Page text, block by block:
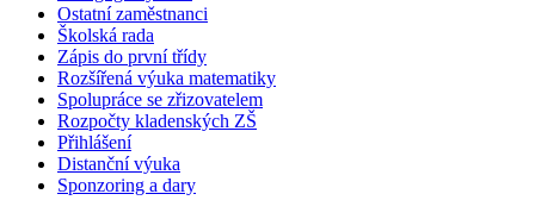
Ostatní zaměstnanci
Školská rada
Zápis do první třídy
Rozšířená výuka matematiky
Spolupráce se zřizovatelem
Rozpočty kladenských ZŠ
Přihlášení
Distanční výuka
Sponzoring a dary